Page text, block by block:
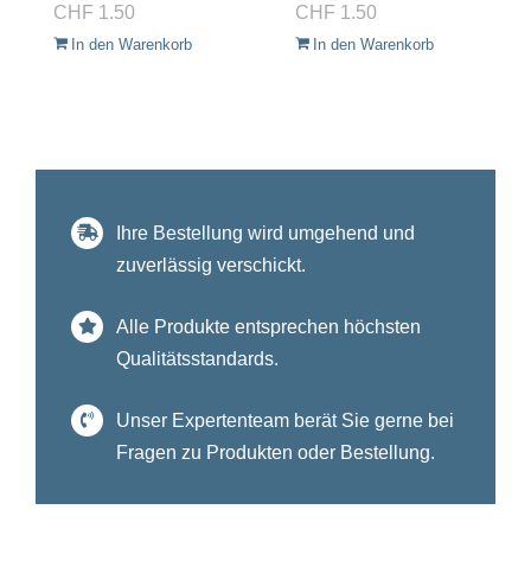
CHF 1.50
In den Warenkorb
CHF 1.50
In den Warenkorb
Ihre Bestellung wird umgehend und
zuverlässig verschickt.
Alle Produkte entsprechen höchsten
Qualitätsstandards.
Unser Expertenteam berät Sie gerne bei
Fragen zu Produkten oder Bestellung.